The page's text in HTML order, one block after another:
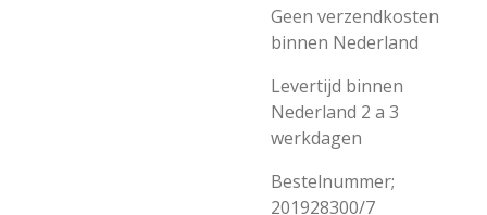
Geen verzendkosten
binnen Nederland
Levertijd binnen
Nederland 2 a 3
werkdagen
Bestelnummer;
201928300/7